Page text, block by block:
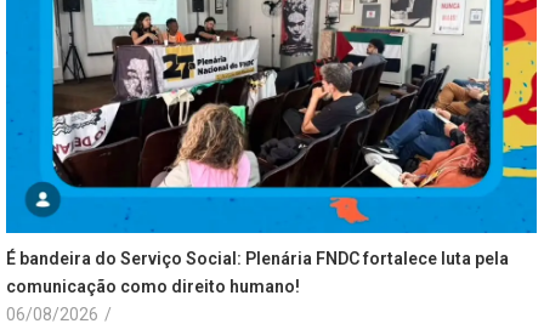
É bandeira do Serviço Social: Plenária FNDC fortalece luta pela
comunicação como direito humano!
06/08/2026 /